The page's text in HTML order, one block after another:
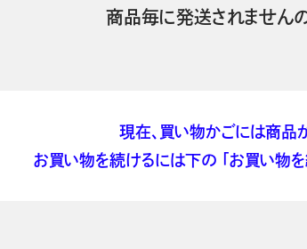
商品毎に発送されませんの
現在、買い物かごには商品
お買い物を続けるには下の 「お買い物を